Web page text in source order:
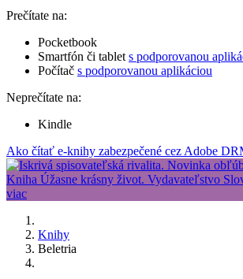
Prečítate na:
Pocketbook
Smartfón či tablet s podporovanou
Počítač s podporovanou aplikáciou
Neprečítate na:
Kindle
Ako čítať e-knihy zabezpečené cez Adobe
Knihy
Beletria